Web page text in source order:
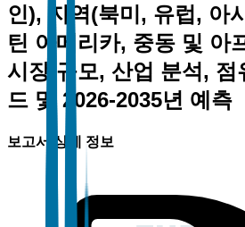
인), 지역(북미, 유럽, 아
틴 아메리카, 중동 및 아
시장 규모, 산업 분석, 점
드 및 2026-2035년 예측
보고서 상세 정보